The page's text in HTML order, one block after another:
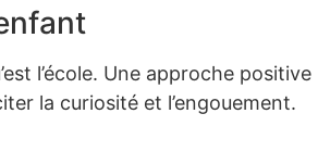
l’école. Une approche positive
la curiosité et l’engouement.